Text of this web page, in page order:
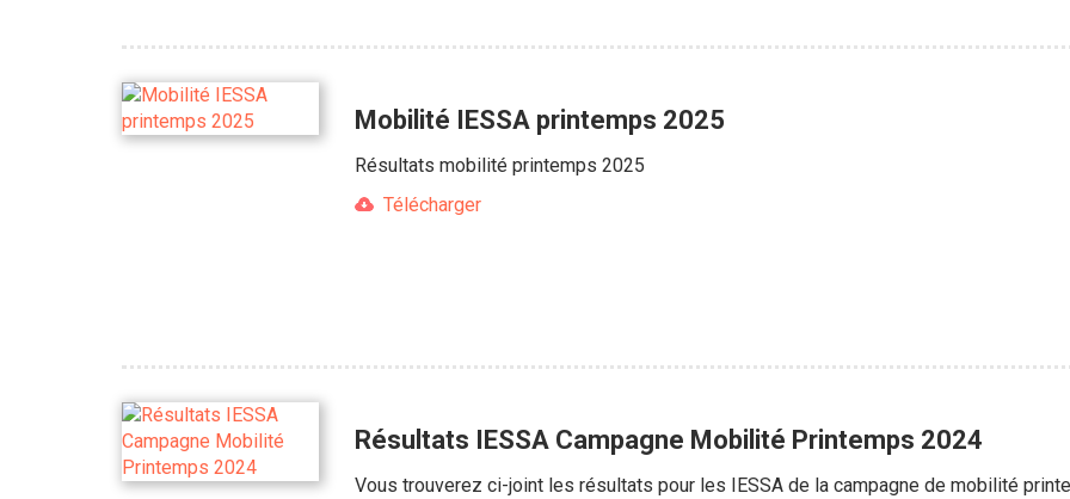
Mobilité IESSA printemps 2025
Résultats mobilité printemps 2025
Télécharger
Résultats IESSA Campagne Mobilité Printemps 2024
Vous trouverez ci-joint les résultats pour les IESSA de la campagne de mobilité